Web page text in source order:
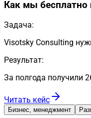
Как мы
Задача:
Visotsky Consulting
Результат:
За полгода получили
Читать кейс
Бизнес, менеджмент